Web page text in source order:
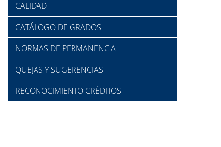
CALIDAD
CATÁLOGO DE GRADOS
NORMAS DE PERMANENCIA
QUEJAS Y SUGERENCIAS
RECONOCIMIENTO CRÉDITOS